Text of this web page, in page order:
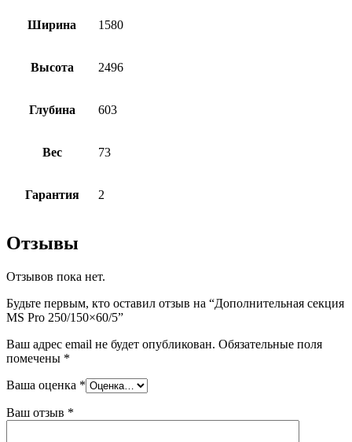
Ширина 1580
Высота 2496
Глубина 603
Вес 73
Гарантия 2
Отзывы
Отзывов пока нет.
Будьте первым, кто оставил отзыв на “Дополнительная секция
MS Pro 250/150×60/5”
Ваш адрес email не будет опубликован. Обязательные поля
помечены *
Ваша оценка *
Ваш отзыв *